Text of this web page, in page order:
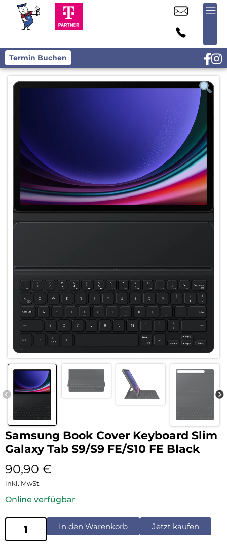
Termin Buchen
Samsung Book Cover Keyboard Slim
Galaxy Tab S9/S9 FE/S10 FE Black
90,90 €
inkl. MwSt.
Online verfügbar
In den Warenkorb Jetzt kaufen